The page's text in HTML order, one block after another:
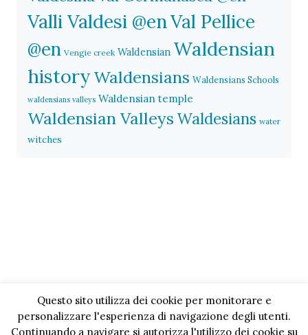
Valli Valdesi @enVal Pellice
@en Vengie creek Waldensian Waldensian
historyWaldensians Waldensians Schools
waldensians valleys Waldensian temple
Waldensian Valleys Waldesians water
witches
Questo sito utilizza dei cookie per monitorare e
personalizzare l'esperienza di navigazione degli utenti.
Continuando a navigare si autorizza l'utilizzo dei cookie su